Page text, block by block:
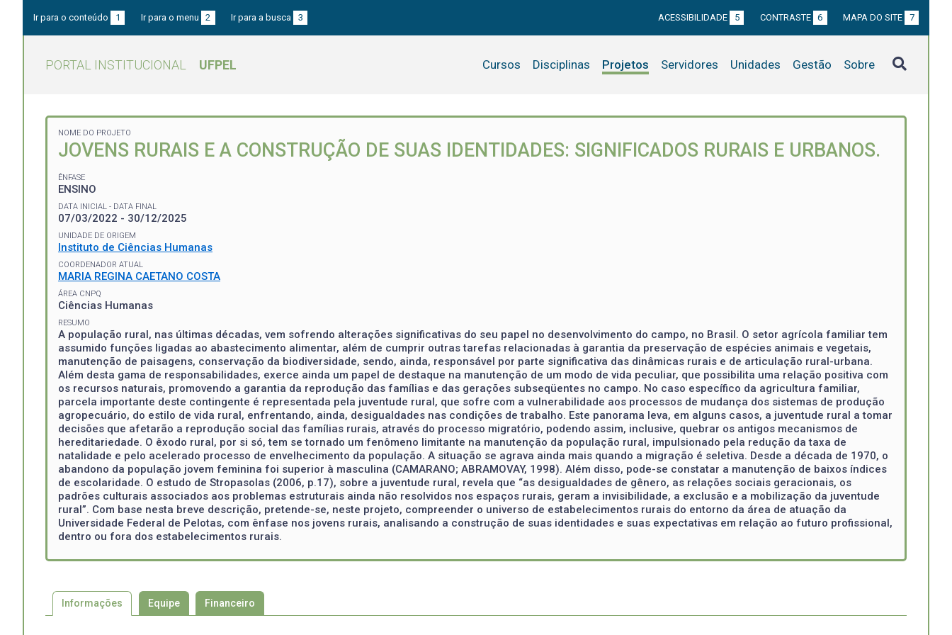
Ir para o conteúdo 1 Ir para o menu 2 Ir para a busca 3 ACESSIBILIDADE 5 CONTRASTE 6 MAPA DO SITE 7
PORTAL INSTITUCIONAL UFPEL Cursos Disciplinas Projetos Servidores Unidades Gestão Sobre
NOME DO PROJETO
JOVENS RURAIS E A CONSTRUÇÃO DE SUAS IDENTIDADES: SIGNIFICADOS RURAIS E URBANOS.
ÊNFASE
ENSINO
DATA INICIAL - DATA FINAL
07/03/2022 - 30/12/2025
UNIDADE DE ORIGEM
Instituto de Ciências Humanas
COORDENADOR ATUAL
MARIA REGINA CAETANO COSTA
ÁREA CNPQ
Ciências Humanas
RESUMO
A população rural, nas últimas décadas, vem sofrendo alterações significativas do seu papel no desenvolvimento do campo, no Brasil. O setor agrícola familiar tem
assumido funções ligadas ao abastecimento alimentar, além de cumprir outras tarefas relacionadas à garantia da preservação de espécies animais e vegetais,
manutenção de paisagens, conservação da biodiversidade, sendo, ainda, responsável por parte significativa das dinâmicas rurais e de articulação rural-urbana.
Além desta gama de responsabilidades, exerce ainda um papel de destaque na manutenção de um modo de vida peculiar, que possibilita uma relação positiva com
os recursos naturais, promovendo a garantia da reprodução das famílias e das gerações subseqüentes no campo. No caso específico da agricultura familiar,
parcela importante deste contingente é representada pela juventude rural, que sofre com a vulnerabilidade aos processos de mudança dos sistemas de produção
agropecuário, do estilo de vida rural, enfrentando, ainda, desigualdades nas condições de trabalho. Este panorama leva, em alguns casos, a juventude rural a tomar
decisões que afetarão a reprodução social das famílias rurais, através do processo migratório, podendo assim, inclusive, quebrar os antigos mecanismos de
hereditariedade. O êxodo rural, por si só, tem se tornado um fenômeno limitante na manutenção da população rural, impulsionado pela redução da taxa de
natalidade e pelo acelerado processo de envelhecimento da população. A situação se agrava ainda mais quando a migração é seletiva. Desde a década de 1970, o
abandono da população jovem feminina foi superior à masculina (CAMARANO; ABRAMOVAY, 1998). Além disso, pode-se constatar a manutenção de baixos índices
de escolaridade. O estudo de Stropasolas (2006, p.17), sobre a juventude rural, revela que “as desigualdades de gênero, as relações sociais geracionais, os
padrões culturais associados aos problemas estruturais ainda não resolvidos nos espaços rurais, geram a invisibilidade, a exclusão e a mobilização da juventude
rural”. Com base nesta breve descrição, pretende-se, neste projeto, compreender o universo de estabelecimentos rurais do entorno da área de atuação da
Universidade Federal de Pelotas, com ênfase nos jovens rurais, analisando a construção de suas identidades e suas expectativas em relação ao futuro profissional,
dentro ou fora dos estabelecimentos rurais.
Informações Equipe Financeiro